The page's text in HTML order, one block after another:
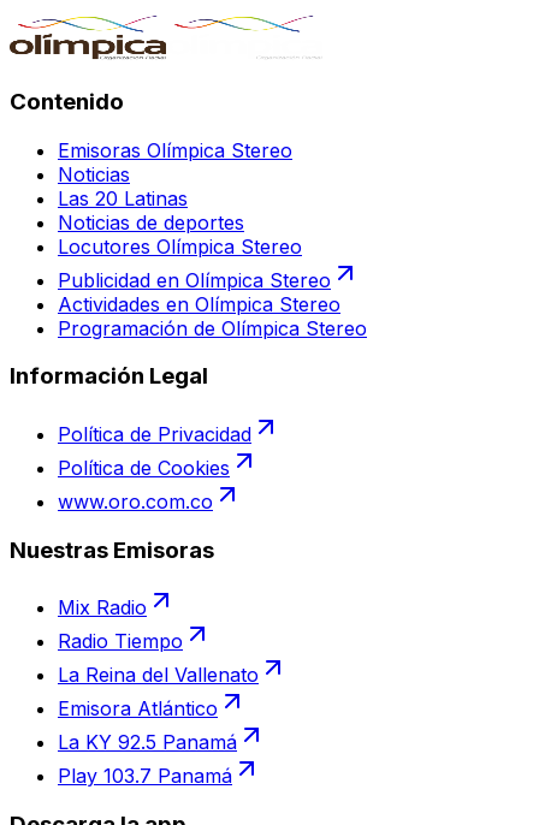
Contenido
Emisoras Olímpica Stereo
Noticias
Las 20 Latinas
Noticias de deportes
Locutores Olímpica Stereo
Publicidad en Olímpica Stereo
Actividades en Olímpica Stereo
Programación de Olímpica Stereo
Información Legal
Política de Privacidad
Política de Cookies
www.oro.com.co
Nuestras Emisoras
Mix Radio
Radio Tiempo
La Reina del Vallenato
Emisora Atlántico
La KY 92.5 Panamá
Play 103.7 Panamá